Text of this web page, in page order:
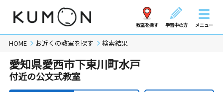
教室を探す 学習中の方 メニュー
HOME お近くの教室を探す 検索結果
愛知県愛西市下東川町水戸
付近の公文式教室